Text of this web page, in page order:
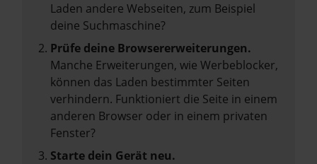
Laden andere Webseiten, zum Beispiel
deine Suchmaschine?
Prüfe deine Browsererweiterungen.
Manche Erweiterungen, wie Werbeblocker,
können das Laden bestimmter Seiten
verhindern. Funktioniert die Seite in einem
anderen Browser oder in einem privaten
Fenster?
Starte dein Gerät neu.